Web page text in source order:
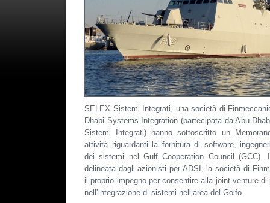
SELEX Sistemi Integrati, una società di
Dhabi Systems Integration (partecipata da Abu
Sistemi Integrati) hanno sottoscritto un
attività riguardanti la fornitura di software,
dei sistemi nel Gulf Cooperation Council (GCC).
delineata dagli azionisti per ADSI, la società di
il proprio impegno per consentire alla joint venture
nell’integrazione di sistemi nell’area del Golfo.